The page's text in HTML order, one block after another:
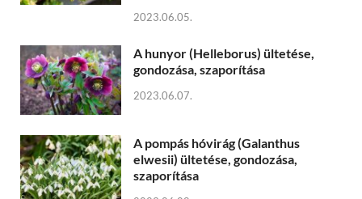
2023.06.05.
A hunyor (Helleborus) ültetése,
gondozása, szaporítása
2023.06.07.
A pompás hóvirág (Galanthus
elwesii) ültetése, gondozása,
szaporítása